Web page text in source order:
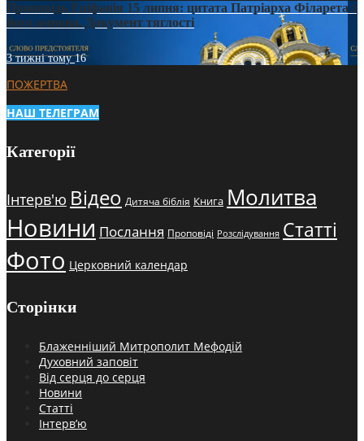
Проповідь Епіфанія 15 липня: цитата Патріарха Філарета з
його амвона. Документ тяглості
3 тижні тому16
ПОЖЕРТВА
НАШ ТЕЛЕГРАМ
Категорії
Інтерв'ю Відео Дитяча біблія Книга Молитва
Новини Послання Проповіді Розслідування Статті
Фото Церковний календар
Сторінки
Блаженніший Митрополит Мефодій
Духовний заповіт
Від серця до серця
Новини
Статті
Інтерв’ю